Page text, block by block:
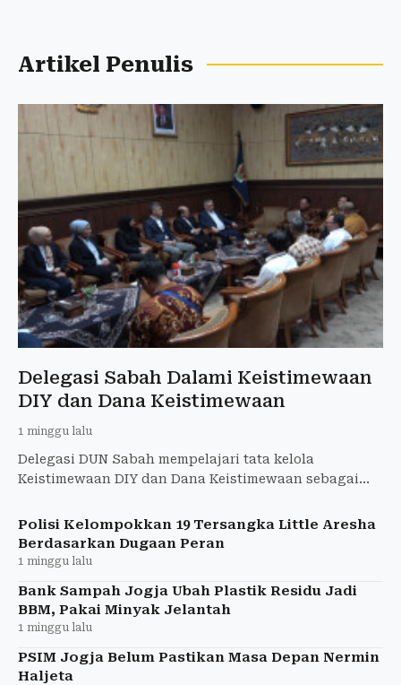
Artikel Penulis
Delegasi Sabah Dalami Keistimewaan
DIY dan Dana Keistimewaan
1 minggu lalu
Delegasi DUN Sabah mempelajari tata kelola
Keistimewaan DIY dan Dana Keistimewaan sebagai
Polisi Kelompokkan 19 Tersangka Little Aresha
Berdasarkan Dugaan Peran
1 minggu lalu
Bank Sampah Jogja Ubah Plastik Residu Jadi
BBM, Pakai Minyak Jelantah
1 minggu lalu
PSIM Jogja Belum Pastikan Masa Depan Nermin
Haljeta